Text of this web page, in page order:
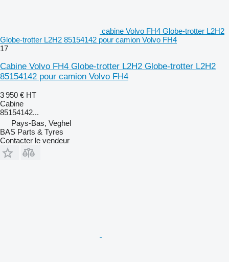
cabine Volvo FH4 Globe-trotter L2H2
Globe-trotter L2H2 85154142 pour camion Volvo FH4
17
Cabine Volvo FH4 Globe-trotter L2H2 Globe-trotter L2H2
85154142 pour camion Volvo FH4
3 950 € HT
Cabine
85154142...
Pays-Bas, Veghel
BAS Parts & Tyres
Contacter le vendeur